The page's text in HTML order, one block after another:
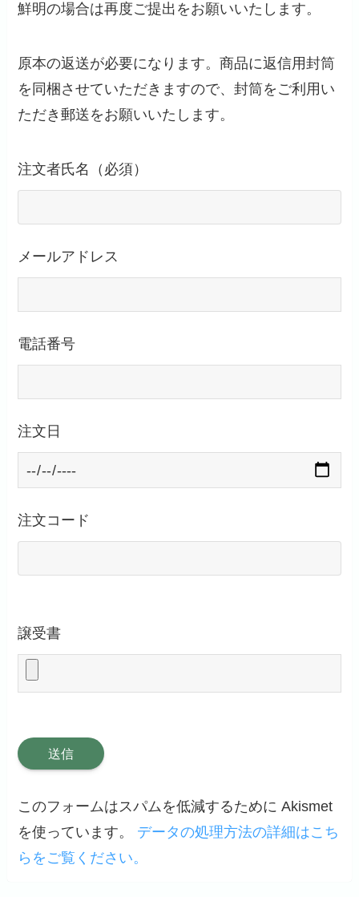
鮮明の場合は再度ご提出をお願いいたします。
原本の返送が必要になります。商品に返信用封筒
を同梱させていただきますので、封筒をご利用い
ただき郵送をお願いいたします。
注文者氏名（必須）
メールアドレス
電話番号
注文日
注文コード
譲受書
このフォームはスパムを低減するために Akismet
を使っています。 データの処理方法の詳細はこち
らをご覧ください。